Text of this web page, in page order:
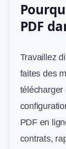
PDF
Travaillez
faites des
télécharger
PDF en
contrats,